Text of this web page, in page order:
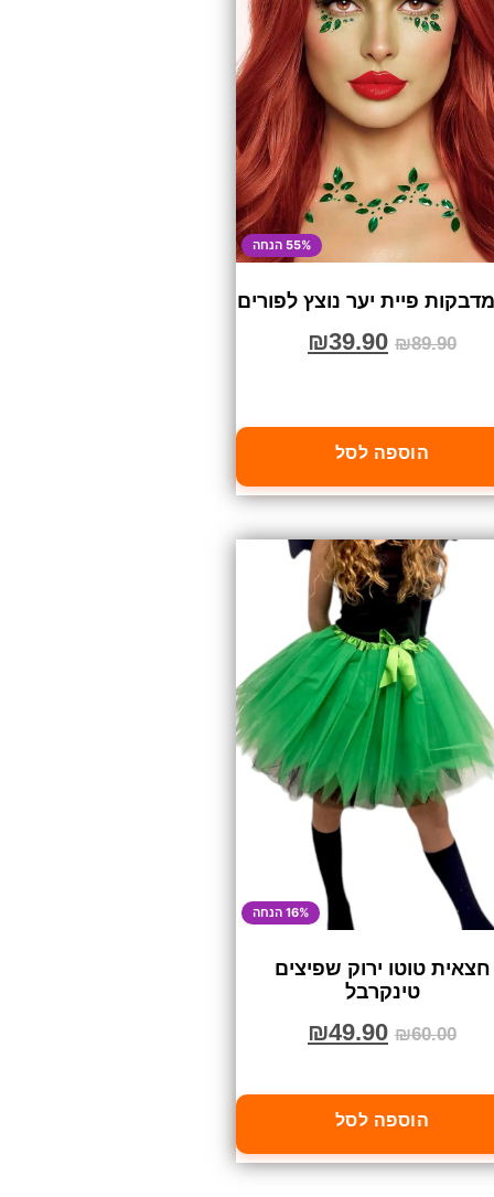
55% הנחה
פיית יער נוצץ לפורים
₪89.90
₪39.90
הוספה לסל
16% הנחה
חצאית טוטו ירוק שפיצים
טינקרבל
₪60.00
₪49.90
הוספה לסל